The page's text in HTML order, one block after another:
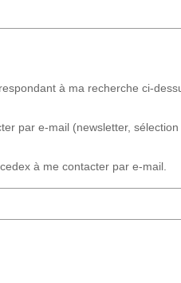
à ma recherche ci-
par e-mail (newsletter,
à me contacter par e-mail.